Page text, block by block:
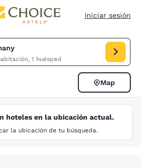
Iniciar sesión
1 habitación, 1 huésped
Nuremberg, Germany. Fecha de check-in
Map
hoteles en la ubicación actual.
la ubicación de tu búsqueda.